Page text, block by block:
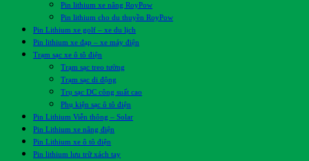
Pin lithium xe nâng RoyPow
Pin lithium cho du thuyền RoyPow
Pin Lithium xe golf – xe du lịch
Pin lithium xe đạp – xe máy điện
Trạm sạc xe ô tô điện
Trạm sạc treo tường
Trạm sạc di động
Trụ sạc DC công suất cao
Phụ kiện sạc ô tô điện
Pin Lithium Viễn thông – Solar
Pin Lithium xe nâng điện
Pin Lithium xe ô tô điện
Pin lithium lưu trữ xách tay